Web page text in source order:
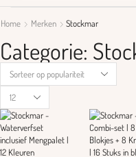
Home Merken Stockmar
Categorie: